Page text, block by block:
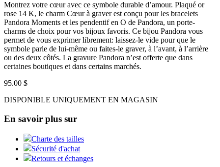
Montrez votre cœur avec ce symbole durable d’amour. Plaqué or
rose 14 K, le charm Cœur à graver est conçu pour les bracelets
Pandora Moments et les pendentif en O de Pandora, un porte-
charms de choix pour vos bijoux favoris. Ce bijou Pandora vous
permet de vous exprimer librement: laissez-le vide pour que le
symbole parle de lui-même ou faites-le graver, à l’avant, à l’arrière
ou des deux côtés. La gravure Pandora n’est offerte que dans
certaines boutiques et dans certains marchés.
95.00 $
DISPONIBLE UNIQUEMENT EN MAGASIN
En savoir plus sur
Charte des tailles
Sécurité d'achat
Retours et échanges